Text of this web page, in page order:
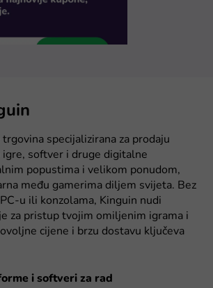
specijalizirana za prodaju
igre, softver i druge digitalne
popustima i velikom ponudom,
među gamerima diljem svijeta. Bez
u ili konzolama, Kinguin nudi
za pristup tvojim omiljenim igrama i
cijene i brzu dostavu ključeva
i softveri za rad